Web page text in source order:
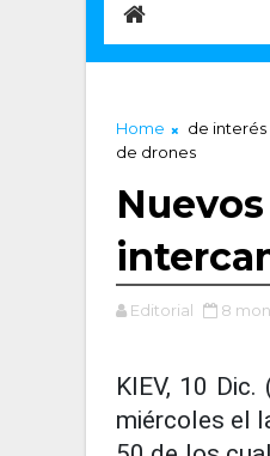
Home de interés
de drones
Editorial 8
KIEV, 10
miércoles el